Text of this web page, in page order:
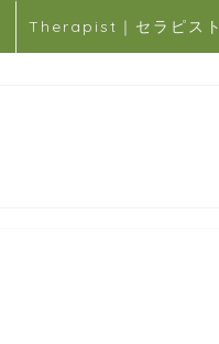
Therapist｜セラピスト